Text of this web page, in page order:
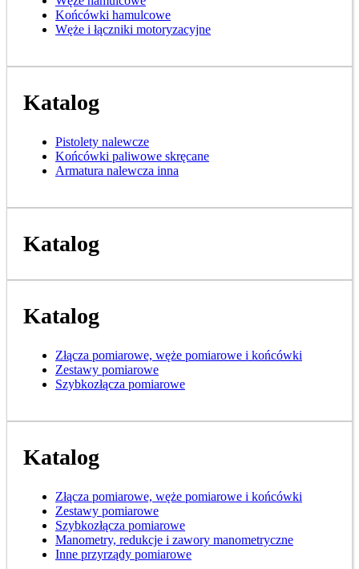
Końcówki hamulcowe
Węże i łączniki motoryzacyjne
Katalog
Pistolety nalewcze
Końcówki paliwowe skręcane
Armatura nalewcza inna
Katalog
Katalog
Złącza pomiarowe, węże pomiarowe i końcówki
Zestawy pomiarowe
Szybkozłącza pomiarowe
Katalog
Złącza pomiarowe, węże pomiarowe i końcówki
Zestawy pomiarowe
Szybkozłącza pomiarowe
Manometry, redukcje i zawory manometryczne
Inne przyrządy pomiarowe